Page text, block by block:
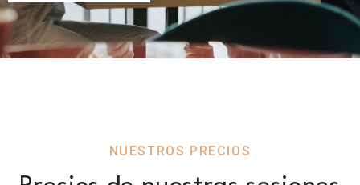
NUESTROS PRECIOS